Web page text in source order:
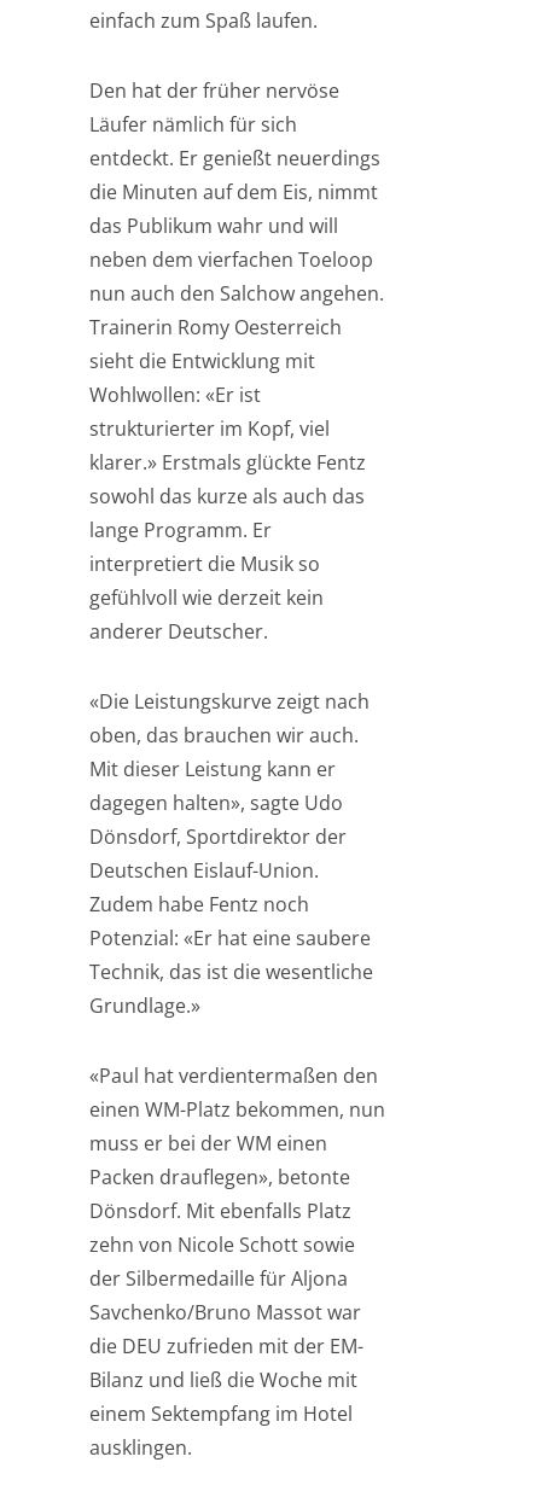
einfach zum Spaß laufen.
Den hat der früher nervöse
Läufer nämlich für sich
entdeckt. Er genießt neuerdings
die Minuten auf dem Eis, nimmt
das Publikum wahr und will
neben dem vierfachen Toeloop
nun auch den Salchow angehen.
Trainerin Romy Oesterreich
sieht die Entwicklung mit
Wohlwollen: «Er ist
strukturierter im Kopf, viel
klarer.» Erstmals glückte Fentz
sowohl das kurze als auch das
lange Programm. Er
interpretiert die Musik so
gefühlvoll wie derzeit kein
anderer Deutscher.
«Die Leistungskurve zeigt nach
oben, das brauchen wir auch.
Mit dieser Leistung kann er
dagegen halten», sagte Udo
Dönsdorf, Sportdirektor der
Deutschen Eislauf-Union.
Zudem habe Fentz noch
Potenzial: «Er hat eine saubere
Technik, das ist die wesentliche
Grundlage.»
«Paul hat verdientermaßen den
einen WM-Platz bekommen, nun
muss er bei der WM einen
Packen drauflegen», betonte
Dönsdorf. Mit ebenfalls Platz
zehn von Nicole Schott sowie
der Silbermedaille für Aljona
Savchenko/Bruno Massot war
die DEU zufrieden mit der EM-
Bilanz und ließ die Woche mit
einem Sektempfang im Hotel
ausklingen.